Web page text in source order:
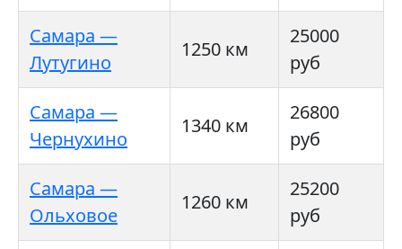
Самара —
Лутугино
1250 км
25000
руб
Самара —
Чернухино
1340 км
26800
руб
Самара —
Ольховое
1260 км
25200
руб